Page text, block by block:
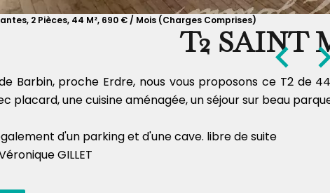
2 Pièces, 44 M², 690 € / Mois (Charges Comprises)
T2 SAINT
de Barbin, proche Erdre, nous vous proposons ce T2
placard, une cuisine aménagée, un séjour sur beau
d'un parking et d'une cave. libre de suite
GILLET